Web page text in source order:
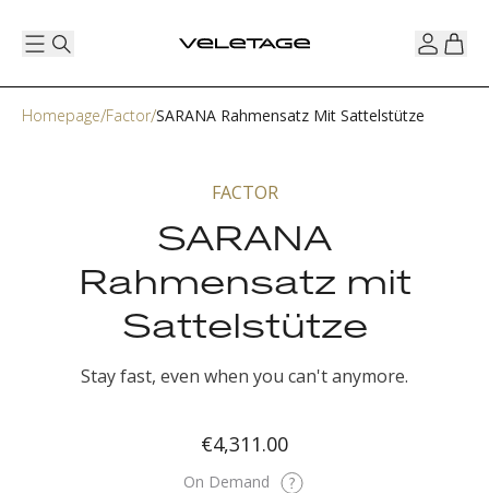
Homepage Factor SARANA Rahmensatz Mit Sattelstütze
FACTOR
SARANA
Rahmensatz mit
Sattelstütze
Stay fast, even when you can't anymore.
€4,311.00
On Demand